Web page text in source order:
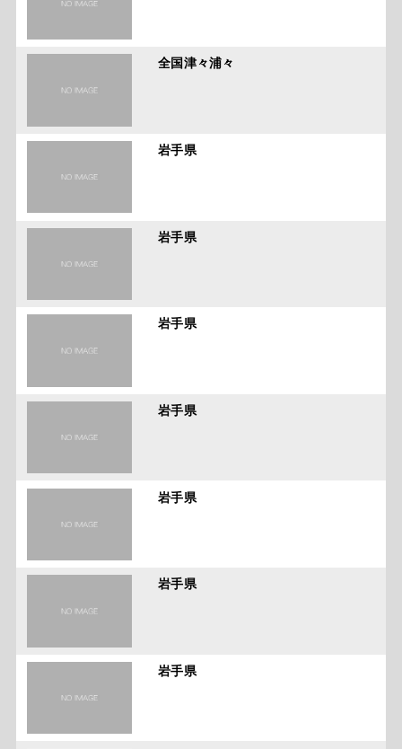
全国津々浦々
岩手県
岩手県
岩手県
岩手県
岩手県
岩手県
岩手県